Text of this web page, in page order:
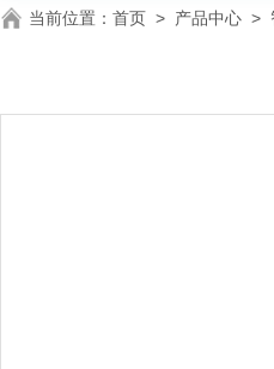
当前位置： 首页 > 产品中心 >